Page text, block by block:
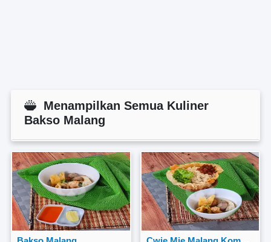
Menampilkan Semua Kuliner
Bakso Malang